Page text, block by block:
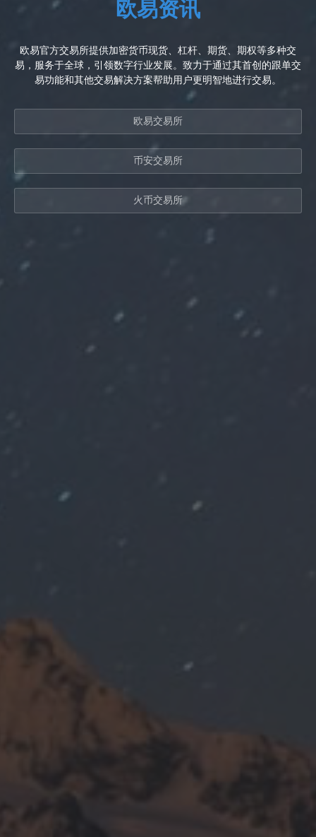
欧易资讯
欧易官方交易所提供加密货币现货、杠杆、期货、期权等多种交
易，服务于全球，引领数字行业发展。致力于通过其首创的跟单交
易功能和其他交易解决方案帮助用户更明智地进行交易。
欧易交易所
币安交易所
火币交易所